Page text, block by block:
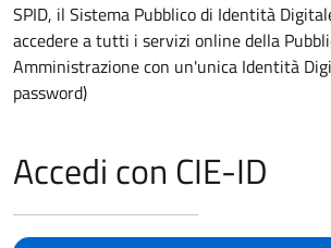
SPID, il Sistema Pubblico di Identità
accedere a tutti i servizi online della
Amministrazione con un'unica Identità
password)
Accedi con CIE-ID